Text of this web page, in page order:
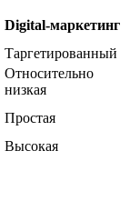
Digital-маркетинг
Таргетированный
Относительно
низкая
Простая
Высокая